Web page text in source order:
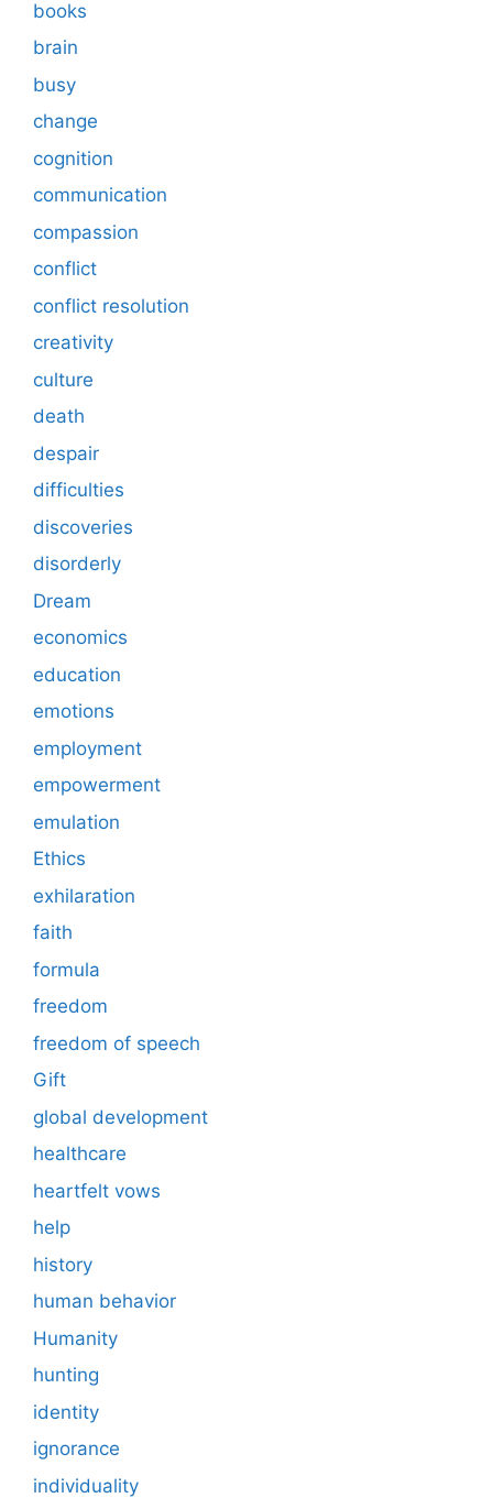
books
brain
busy
change
cognition
communication
compassion
conflict
conflict resolution
creativity
culture
death
despair
difficulties
discoveries
disorderly
Dream
economics
education
emotions
employment
empowerment
emulation
Ethics
exhilaration
faith
formula
freedom
freedom of speech
Gift
global development
healthcare
heartfelt vows
help
history
human behavior
Humanity
hunting
identity
ignorance
individuality